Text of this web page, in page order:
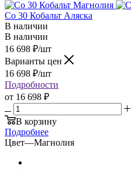
Co 30 Кобальт Аляска
В наличии
В наличии
16 698 ₽/шт
Варианты цен
16 698 ₽/шт
Подробности
от 16 698 ₽
В корзину
Подробнее
Цвет—Магнолия